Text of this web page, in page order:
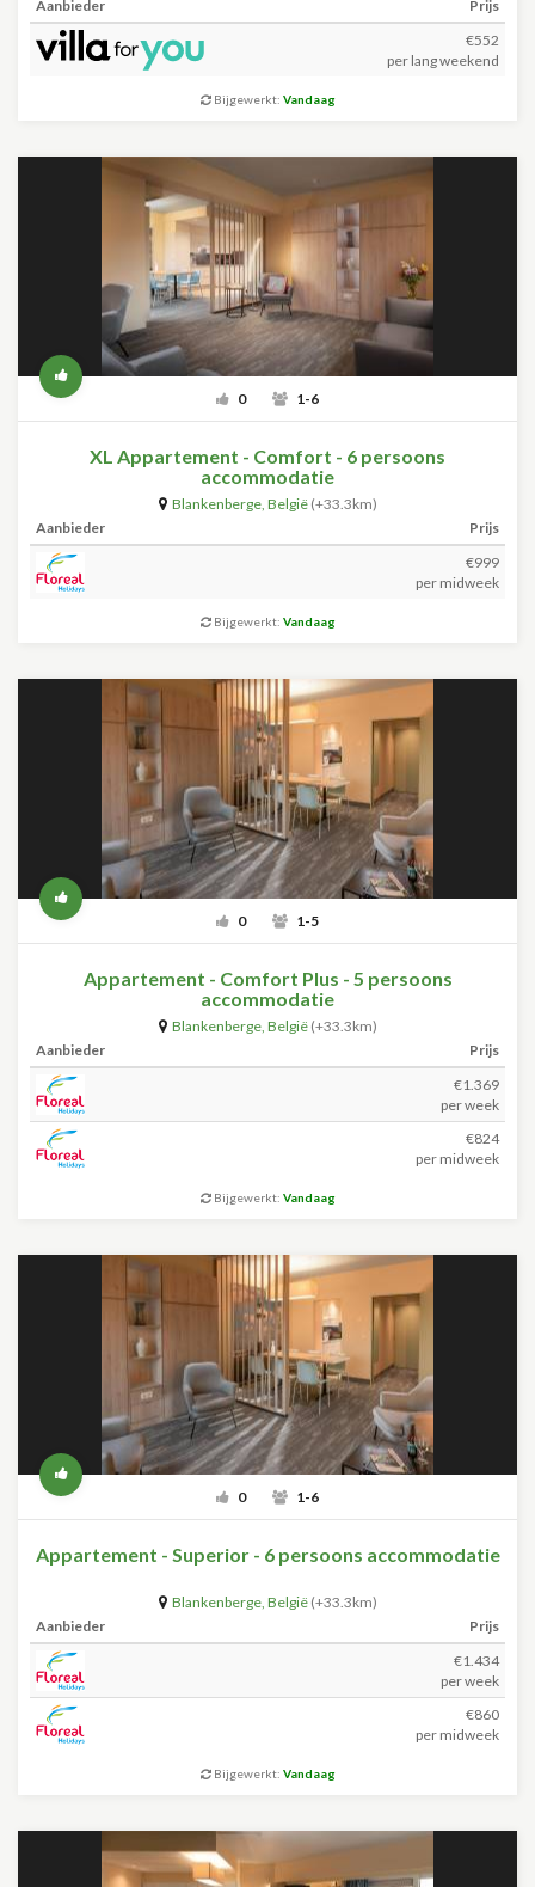
Aanbieder
Prijs
€552
per lang weekend
Bijgewerkt: Vandaag
0 1-6
XL Appartement - Comfort - 6 persoons
accommodatie
Blankenberge, België (+33.3km)
Aanbieder
Prijs
€999
per midweek
Bijgewerkt: Vandaag
0 1-5
Appartement - Comfort Plus - 5 persoons
accommodatie
Blankenberge, België (+33.3km)
Aanbieder
Prijs
€1.369
per week
€824
per midweek
Bijgewerkt: Vandaag
0 1-6
Appartement - Superior - 6 persoons accommodatie
Blankenberge, België (+33.3km)
Aanbieder
Prijs
€1.434
per week
€860
per midweek
Bijgewerkt: Vandaag